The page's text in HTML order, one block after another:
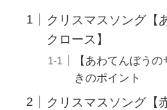
クリスマスソング【
クロース】
【あわてんぼう
きのポイント
クリスマスソング【